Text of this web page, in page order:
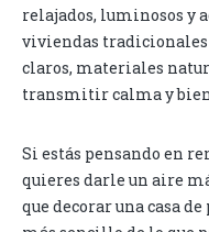
relajados, luminosos y
viviendas tradicionales
claros, materiales
transmitir calma y
Si estás pensando en
quieres darle un aire
que decorar una casa